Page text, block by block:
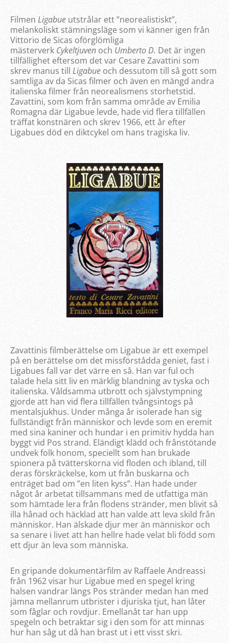
Filmen Ligabue utstrålar ett ”neorealistiskt”,
melankoliskt stämningsläge som vi känner igen från
Vittorio de Sicas oförglömliga
mästerverk Cykeltjuvenoch Umberto D. Det är ingen
tillfällighet eftersom det var Cesare Zavattini som
skrev manus till Ligabue och dessutom till så gott som
samtliga av da Sicas filmer och även en mängd andra
italienska filmer från neorealismens storhetstid.
Zavattini, som kom från samma område av Emilia
Romagna där Ligabue levde, hade vid flera tillfällen
träffat konstnären och skrev 1966, ett år efter
Ligabues död en diktcykel om hans tragiska liv.
Zavattinis filmberättelse om Ligabue är ett exempel
på en berättelse om det missförstådda geniet, fast i
Ligabues fall var det värre en så. Han var ful och
talade hela sitt liv en märklig blandning av tyska och
italienska. Våldsamma utbrott och självstympning
gjorde att han vid flera tillfällen tvångsintogs på
mentalsjukhus. Under många år isolerade han sig
fullständigt från människor och levde som en eremit
med sina kaniner och hundar i en primitiv hydda han
byggt vid Pos strand. Eländigt klädd och frånstötande
undvek folk honom, speciellt som han brukade
spionera på tvätterskorna vid floden och ibland, till
deras förskräckelse, kom ut från buskarna och
enträget bad om ”en liten kyss”. Han hade under
något år arbetat tillsammans med de utfattiga män
som hämtade lera från flodens stränder, men blivit så
illa hånad och häcklad att han valde att leva skild från
människor. Han älskade djur mer än människor och
sa senare i livet att han hellre hade velat bli född som
ett djur än leva som människa.
En gripande dokumentärfilm av Raffaele Andreassi
från 1962 visar hur Ligabue med en spegel kring
halsen vandrar längs Pos stränder medan han med
jämna mellanrum utbrister i djuriska tjut, han låter
som fåglar och rovdjur. Emellanåt tar han upp
spegeln och betraktar sig i den som för att minnas
hur han såg ut då han brast ut i ett visst skri.